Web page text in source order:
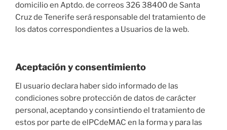
domicilio en Aptdo. de correos 326 38400 de Santa
Cruz de Tenerife será responsable del tratamiento de
los datos correspondientes a Usuarios de la web.
Aceptación y consentimiento
El usuario declara haber sido informado de las
condiciones sobre protección de datos de carácter
personal, aceptando y consintiendo el tratamiento de
estos por parte de elPCdeMAC en la forma y para las